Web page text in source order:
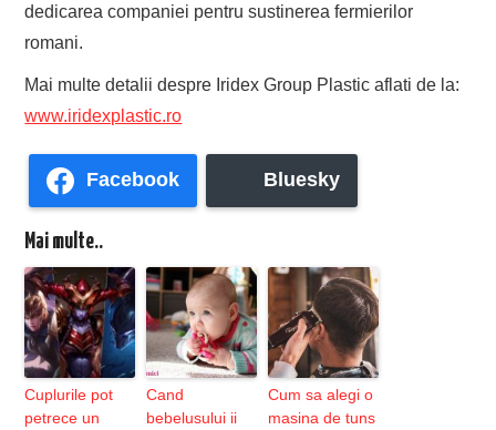
dedicarea companiei pentru sustinerea fermierilor
romani.
Mai multe detalii despre Iridex Group Plastic aflati de la:
www.iridexplastic.ro
Facebook Bluesky
Mai multe..
Cuplurile pot
petrece un
Cand
bebelusului ii
Cum sa alegi o
masina de tuns